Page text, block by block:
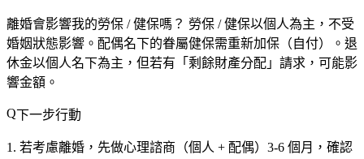
離婚會影響我的勞保 / 健保嗎？ 勞保 / 健保以個人為主，不受
婚姻狀態影響。配偶名下的眷屬健保需重新加保（自付）。退
休金以個人名下為主，但若有「剩餘財產分配」請求，可能影
響金額。
下一步行動
若考慮離婚，先做心理諮商（個人 + 配偶）3-6 個月，確認